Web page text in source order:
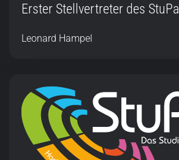
Erster Stellvertreter des StuPa
Leonard Hampel